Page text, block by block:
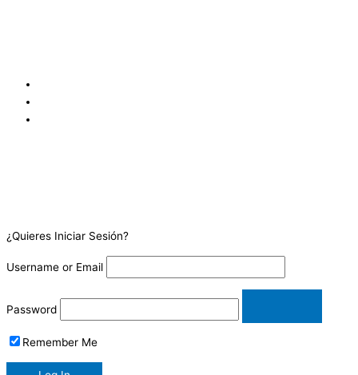
¿Quieres Iniciar Sesión?
Username or Email
Password
Remember Me